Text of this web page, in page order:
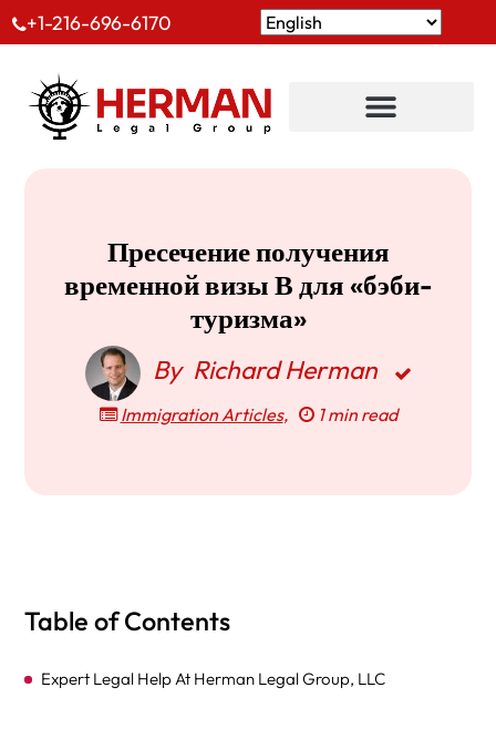
+1-216-696-6170
Пресечение получения
временной визы В для «бэби-
туризма»
By Richard Herman
Immigration Articles, 1 min read
Table of Contents
Expert Legal Help At Herman Legal Group, LLC